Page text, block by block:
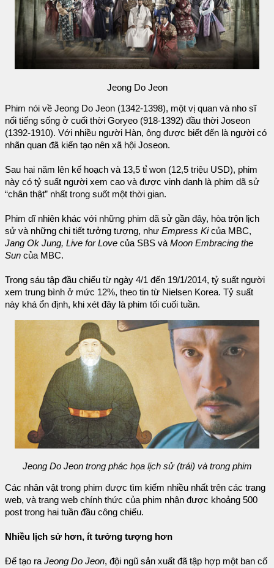
Jeong Do Jeon
Phim nói về Jeong Do Jeon (1342-1398), một vị quan và nho sĩ
nổi tiếng sống ở cuối thời Goryeo (918-1392) đầu thời Joseon
(1392-1910). Với nhiều người Hàn, ông được biết đến là người có
nhãn quan đã kiến tạo nên xã hội Joseon.
Sau hai năm lên kế hoạch và 13,5 tỉ won (12,5 triệu USD), phim
này có tỷ suất người xem cao và được vinh danh là phim dã sử
“chân thật” nhất trong suốt một thời gian.
Phim dĩ nhiên khác với những phim dã sử gần đây, hòa trộn lịch
sử và những chi tiết tưởng tượng, như Empress Kicủa MBC,
Jang Ok Jung, Live for Love của SBS vàMoon Embracing the
Sun của MBC.
Trong sáu tập đầu chiếu từ ngày 4/1 đến 19/1/2014, tỷ suất người
xem trung bình ở mức 12%, theo tin từ Nielsen Korea. Tỷ suất
này khá ổn định, khi xét đây là phim tối cuối tuần.
Jeong Do Jeon trong phác họa lịch sử (trái) và trong phim
Các nhân vật trong phim được tìm kiếm nhiều nhất trên các trang
web, và trang web chính thức của phim nhận được khoảng 500
post trong hai tuần đầu công chiếu.
Nhiều lịch sử hơn, ít tưởng tượng hơn
Để tạo ra Jeong Do Jeon, đội ngũ sản xuất đã tập hợp một ban cố